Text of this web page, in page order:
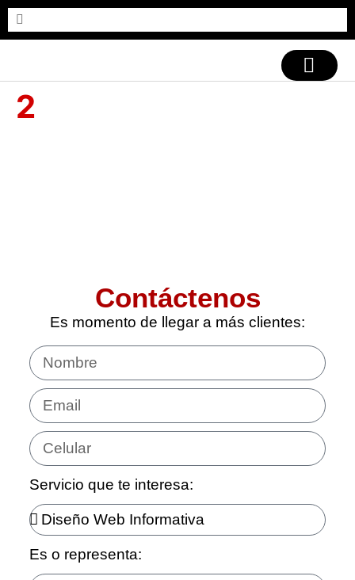
2
Contáctenos
Es momento de llegar a más clientes:
Servicio que te interesa:
Es o representa: